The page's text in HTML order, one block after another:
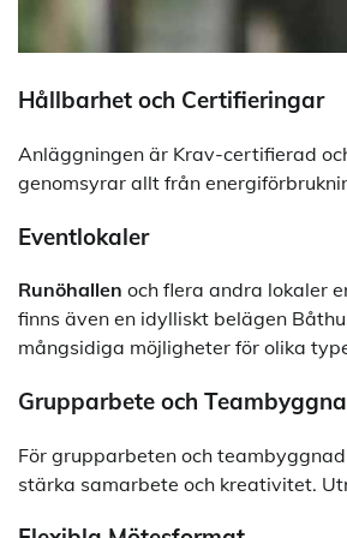
Hållbarhet och Certifieringar
Anläggningen är Krav-certifierad
genomsyrar allt från
Eventlokaler
Runöhallen och flera andra lokaler
finns även en idylliskt belägen
mångsidiga möjligheter för olika
Grupparbete och
För grupparbeten och
stärka samarbete och kreativitet.